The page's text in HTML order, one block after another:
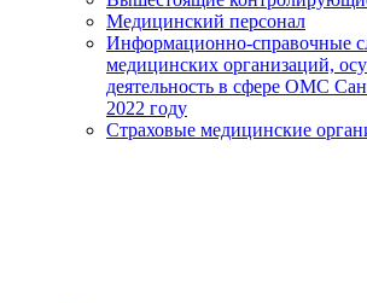
Медицинский персонал
Информационно-справочные
медицинских организаций,
деятельность в сфере ОМС
2022 году
Страховые медицинские